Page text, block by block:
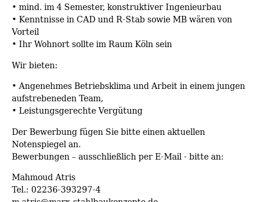
• mind. im 4 Semester, konstruktiver Ingenieurbau
• Kenntnisse in CAD und R-Stab sowie MB wären von
Vorteil
• Ihr Wohnort sollte im Raum Köln sein
Wir bieten:
• Angenehmes Betriebsklima und Arbeit in einem jungen
aufstrebeneden Team,
• Leistungsgerechte Vergütung
Der Bewerbung fügen Sie bitte einen aktuellen
Notenspiegel an.
Bewerbungen – ausschließlich per E-Mail - bitte an:
Mahmoud Atris
Tel.: 02236-393297-4